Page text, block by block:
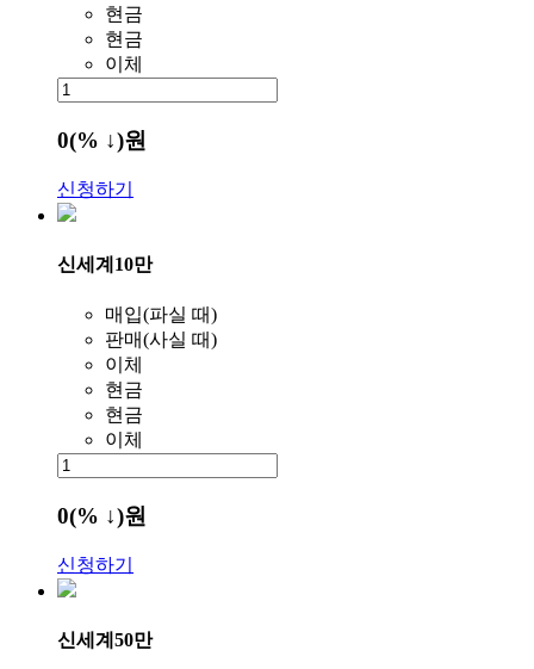
현금
현금
이체
0(% ↓)원
신청하기
신세계10만
매입(파실 때)
판매(사실 때)
이체
현금
현금
이체
0(% ↓)원
신청하기
신세계50만